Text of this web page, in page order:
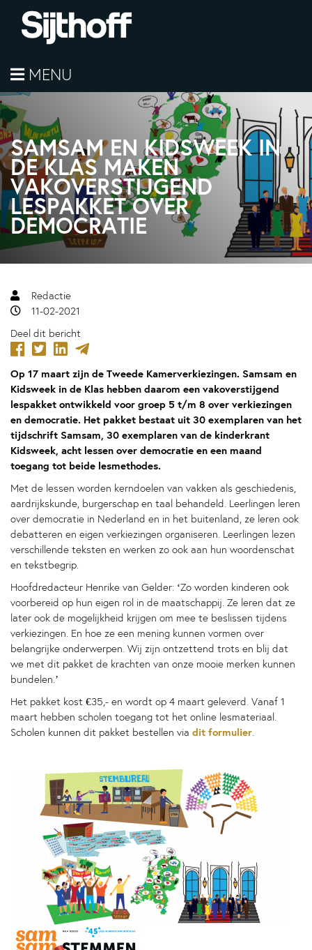
MENU
SAMSAM EN KIDSWEEK IN
DE KLAS MAKEN
VAKOVERSTIJGEND
LESPAKKET OVER
DEMOCRATIE
Redactie
11-02-2021
Deel dit bericht
Op 17 maart zijn de Tweede Kamerverkiezingen. Samsam en
Kidsweek in de Klas hebben daarom een vakoverstijgend
lespakket ontwikkeld voor groep 5 t/m 8 over verkiezingen
en democratie. Het pakket bestaat uit 30 exemplaren van het
tijdschrift Samsam, 30 exemplaren van de kinderkrant
Kidsweek, acht lessen over democratie en een maand
toegang tot beide lesmethodes.
Met de lessen worden kerndoelen van vakken als geschiedenis,
aardrijkskunde, burgerschap en taal behandeld. Leerlingen leren
over democratie in Nederland en in het buitenland, ze leren ook
debatteren en eigen verkiezingen organiseren. Leerlingen lezen
verschillende teksten en werken zo ook aan hun woordenschat
en tekstbegrip.
Hoofdredacteur Henrike van Gelder: ‘Zo worden kinderen ook
voorbereid op hun eigen rol in de maatschappij. Ze leren dat ze
later ook de mogelijkheid krijgen om mee te beslissen tijdens
verkiezingen. En hoe ze een mening kunnen vormen over
belangrijke onderwerpen. Wij zijn ontzettend trots en blij dat
we met dit pakket de krachten van onze mooie merken kunnen
bundelen.’
Het pakket kost €35,- en wordt op 4 maart geleverd. Vanaf 1
maart hebben scholen toegang tot het online lesmateriaal.
Scholen kunnen dit pakket bestellen via dit formulier.